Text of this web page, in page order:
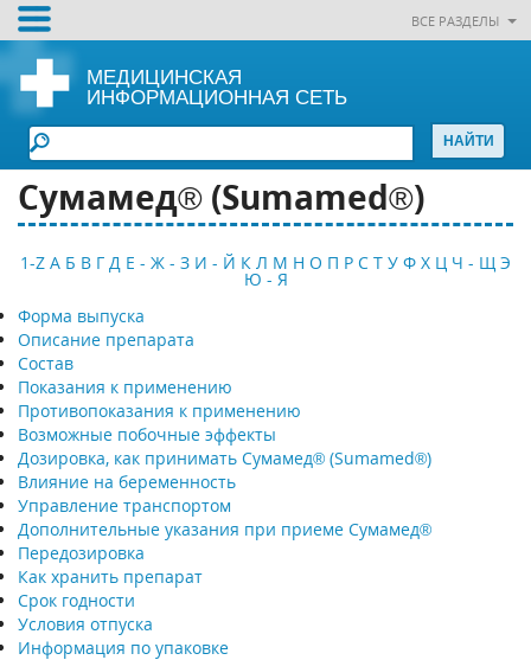
ВСЕ РАЗДЕЛЫ
МЕДИЦИНСКАЯ
ИНФОРМАЦИОННАЯ СЕТЬ
Сумамед® (Sumamed®)
1-Z А Б В Г Д Е - Ж - З И - Й К Л М Н О П Р С Т У Ф Х Ц Ч - Щ Э
Ю - Я
Форма выпуска
Описание препарата
Состав
Показания к применению
Противопоказания к применению
Возможные побочные эффекты
Дозировка, как принимать Сумамед® (Sumamed®)
Влияние на беременность
Управление транспортом
Дополнительные указания при приеме Сумамед®
Передозировка
Как хранить препарат
Срок годности
Условия отпуска
Информация по упаковке